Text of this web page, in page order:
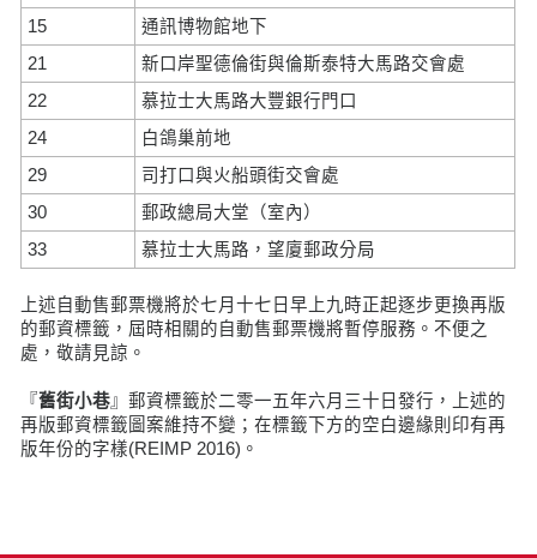
15
通訊博物館地下
21
新口岸聖德倫街與倫斯泰特大馬路交會處
22
慕拉士大馬路大豐銀行門口
24
白鴿巢前地
29
司打口與火船頭街交會處
30
郵政總局大堂（室內）
33
慕拉士大馬路，望廈郵政分局
上述自動售郵票機將於七月十七日早上九時正起逐步更換再版
的郵資標籤，屆時相關的自動售郵票機將暫停服務。不便之
處，敬請見諒。
『舊街小巷』郵資標籤於二零一五年六月三十日發行，上述的
再版郵資標籤圖案維持不變；在標籤下方的空白邊緣則印有再
版年份的字樣(REIMP 2016)。